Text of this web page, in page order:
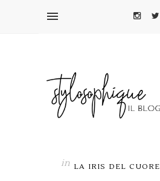
in LA IRIS DEL CUORE